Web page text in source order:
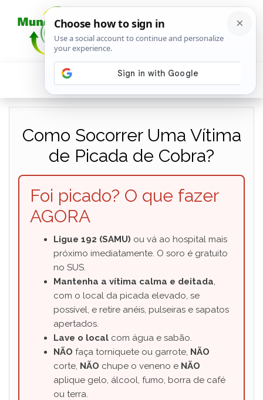
Como Socorrer Uma Vítima
de Picada de Cobra?
Foi picado? O que fazer
AGORA
Ligue 192 (SAMU) ou vá ao hospital mais
próximo imediatamente. O soro é gratuito
no SUS.
Mantenha a vítima calma e deitada,
com o local da picada elevado, se
possível, e retire anéis, pulseiras e sapatos
apertados.
Lave o local com água e sabão.
NÃO faça torniquete ou garrote, NÃO
corte, NÃO chupe o veneno e NÃO
aplique gelo, álcool, fumo, borra de café
ou terra.